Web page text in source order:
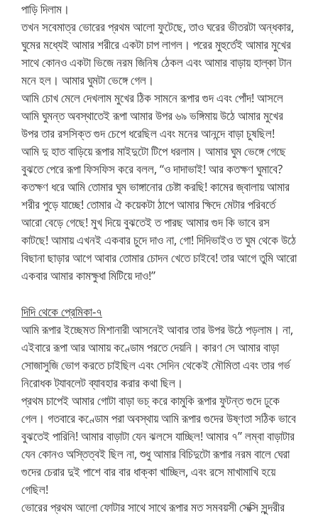
পাড়ি দিলাম।
তখন সবেমাত্র ভোরের প্রথম আলো ফুটেছে, তাও ঘরের ভীতরটা অন্ধকার,
ঘুমের মধ্যেই আমার শরীরে একটা চাপ লাগল। পরের মুহুর্তেই আমার মুখের
সাথে কোনও একটা ভিজে নরম জিনিষ ঠেকল এবং আমার বাড়ায় হাল্কা টান
মনে হল। আমার ঘুমটা ভেঙ্গে গেল।
আমি চোখ মেলে দেখলাম মুখের ঠিক সামনে রূপার গুদ এবং পোঁদ! আসলে
আমি ঘুমন্ত অবস্থাতেই রূপা আমার উপর ৬৯ ভঙ্গিমায় উঠে আমার মুখের
উপর তার রসসিক্ত গুদ চেপে ধরেছিল এবং মনের আনন্দে বাড়া চুষছিল!
আমি দু হাত বাড়িয়ে রূপার মাইদুটো টিপে ধরলাম। আমার ঘুম ভেঙ্গে গেছে
বুঝতে পেরে রূপা ফিসফিস করে বলল, “ও দাদাভাই! আর কতক্ষণ ঘুমাবে?
কতক্ষণ ধরে আমি তোমার ঘুম ভাঙ্গানোর চেষ্টা করছি! কামের জ্বালায় আমার
শরীর পুড়ে যাচ্ছে! তোমার ঐ কয়েকটা ঠাপে আমার ক্ষিদে মেটার পরিবর্তে
আরো বেড়ে গেছে! মুখ দিয়ে বুঝতেই ত পারছ আমার গুদ কি ভাবে রস
কাটছে! আমায় এখনই একবার চুদে দাও না, গো! দিদিভাইও ত ঘুম থেকে উঠে
বিছানা ছাড়ার আগে আবার তোমার চোদন খেতে চাইবে! তার আগে তুমি আরো
একবার আমার কামক্ষুধা মিটিয়ে দাও!”
দিদি থেকে প্রেমিকা-৭
আমি রূপার ইচ্ছেমত মিশানারী আসনেই আবার তার উপর উঠে পড়লাম। না,
এইবারে রূপা আর আমায় কণ্ডোম পরতে দেয়নি। কারণ সে আমার বাড়া
সোজাসুজি ভোগ করতে চাইছিল এবং সেদিন থেকেই মৌমিতা এবং তার গর্ভ
নিরোধক ট্যাবলেট ব্যাবহার করার কথা ছিল।
প্রথম চাপেই আমার গোটা বাড়া ভচ্ করে কামুকি রূপার ফুটন্ত গুদে ঢুকে
গেল। গতবারে কণ্ডোম পরা অবস্থায় আমি রূপার গুদের উষ্ণতা সঠিক ভাবে
বুঝতেই পারিনি! আমার বাড়াটা যেন ঝলসে যাচ্ছিল! আমার ৭” লম্বা বাড়াটার
যেন কোনও অস্তিত্বই ছিল না, শুধু আমার বিচিদুটো রূপার নরম বালে ঘেরা
গুদের চেরার দুই পাশে বার বার ধাক্কা খাচ্ছিল, এবং রসে মাখামাখি হয়ে
গেছিল!
ভোরের প্রথম আলো ফোটার সাথে সাথে রূপার মত সমবয়সী সেক্সি সুন্দরীর